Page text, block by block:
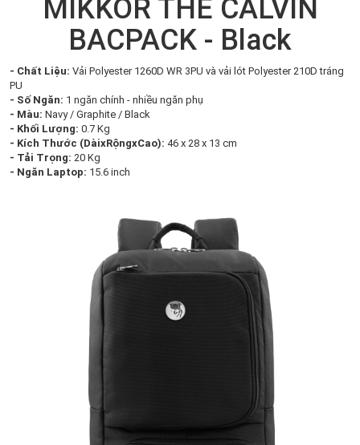
MIKKOR THE CALVIN
BACPACK - Black
- Chất Liệu: Vải Polyester 1260D WR 3PU và vải lót Polyester 210D tráng
PU
- Số Ngăn: 1 ngăn chính - nhiều ngăn phụ
- Màu: Navy / Graphite / Black
- Khối Lượng: 0.7 Kg
- Kích Thước (DàixRộngxCao): 46 x 28 x 13 cm
- Tải Trọng: 20 Kg
- Ngăn Laptop: 15.6 inch